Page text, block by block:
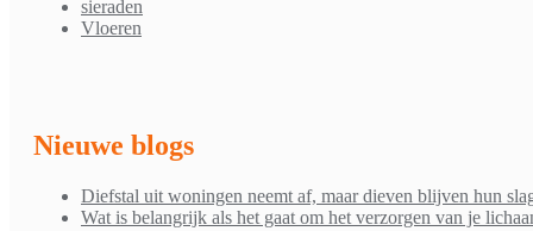
sieraden
Vloeren
Nieuwe blogs
Diefstal uit woningen neemt af, maar dieven blijven hun
Wat is belangrijk als het gaat om het verzorgen van je